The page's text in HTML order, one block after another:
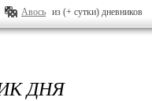
Авось из (+ сутки) дневников
ДНЯ